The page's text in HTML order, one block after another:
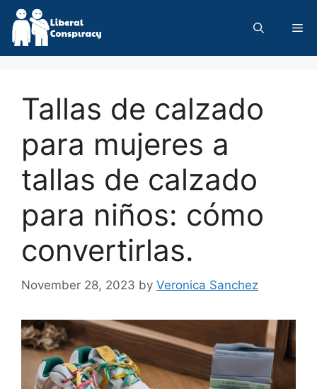
Skip
content
Tallas de calzado
para mujeres a
tallas de calzado
para niños: cómo
convertirlas.
November 28, 2023 by Veronica Sanchez